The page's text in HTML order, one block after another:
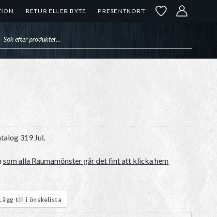
RETUR ELLER BYTE PRESENTKORT
319 Jul.
som alla Raumamönster går det fint att klicka hem
till i önskelista